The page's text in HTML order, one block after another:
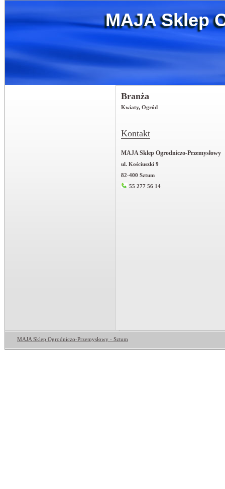
MAJA Sklep
Branża
Kwiaty, Ogród
Kontakt
MAJA Sklep Ogrodniczo-Przemysłowy
ul. Kościuszki 9
82-400 Sztum
55 277 56 14
MAJA Sklep Ogrodniczo-Przemysłowy - Sztum